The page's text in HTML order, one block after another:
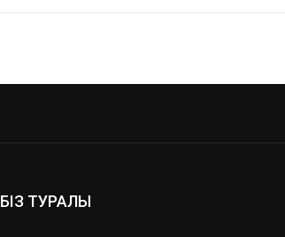
БІЗ ТУРАЛЫ